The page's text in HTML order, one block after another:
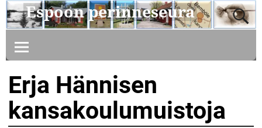
Espoon perinneseura
Erja Hännisen
kansakoulumuistoja